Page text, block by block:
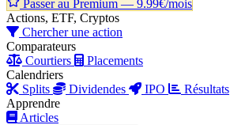
Passer au Premium — 9.99€/mois
Actions, ETF, Cryptos
Chercher une action
Comparateurs
Courtiers
Placements
Calendriers
Splits
Dividendes IPO
Résultats
Apprendre
Articles